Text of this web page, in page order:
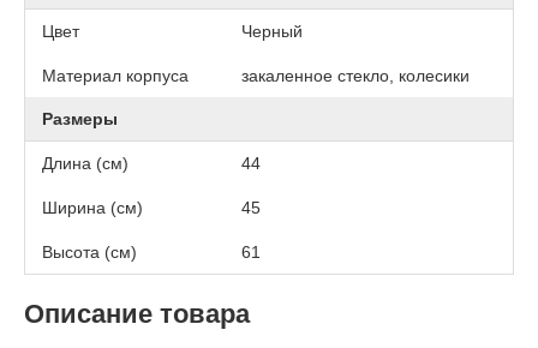
Цвет Черный
Материал корпуса закаленное стекло, колесики
Размеры
Длина (см) 44
Ширина (см) 45
Высота (см) 61
Описание товара